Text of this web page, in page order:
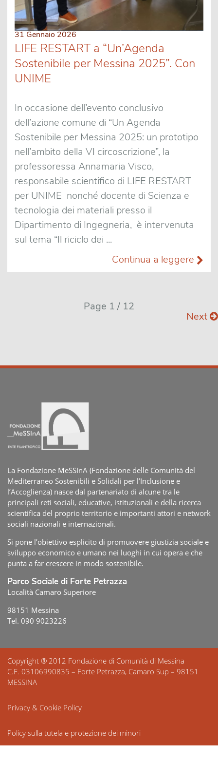
31 Gennaio 2026
LIFE RESTART a “Un’Agenda
Sostenibile per Messina 2025”. Con
UNIME
In occasione dell’evento conclusivo
dell’azione comune di “Un Agenda
Sostenibile per Messina 2025: un prototipo
nell’ambito della VI circoscrizione”, la
professoressa Annamaria Visco,
responsabile scientifico di LIFE RESTART
per UNIME nonché docente di Scienza e
tecnologia dei materiali presso il
Dipartimento di Ingegneria, è intervenuta
sul tema “Il riciclo dei ...
Continua a leggere
Page 1 / 12
Next
La Fondazione MeSSInA (Fondazione delle Comunità del
Mediterraneo Sostenibili e Solidali per l’Inclusione e
l’Accoglienza) nasce dal partenariato di alcune tra le
principali reti sociali, educative, istituzionali e della ricerca
scientifica del proprio territorio e importanti attori e network
sociali nazionali e internazionali.
Si pone l’obiettivo esplicito di promuovere giustizia sociale e
sviluppo economico e umano nei luoghi in cui opera e che
punta a far crescere in modo sostenibile.
Parco Sociale di Forte Petrazza
Località Camaro Superiore
98151 Messina
Tel. 090 9023226
Copyright ® 2012 Fondazione di Comunità di Messina
C.F. 03106990835 – Forte Petrazza, Camaro Sup – 98151
MESSINA
Privacy & Cookie Policy
Policy sulla tutela e protezione dei minori